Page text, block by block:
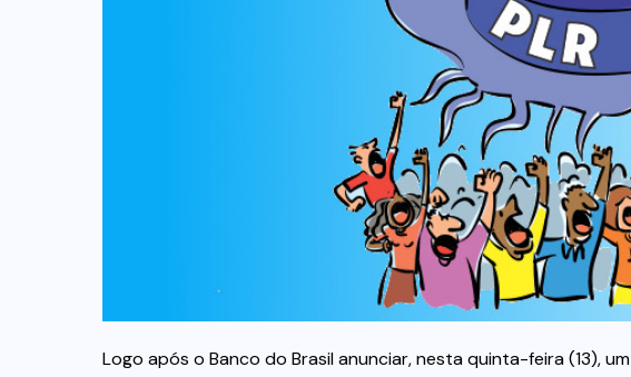
Logo após o Banco do Brasil anunciar, nesta quinta-feira (13), um